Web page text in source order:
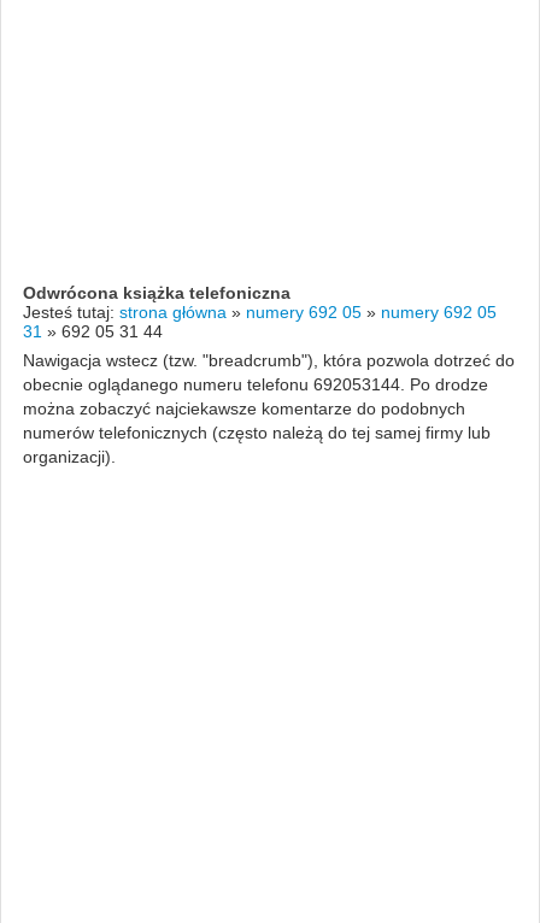
Odwrócona książka telefoniczna
Jesteś tutaj: strona główna » numery 692 05 » numery 692 05
31 » 692 05 31 44
Nawigacja wstecz (tzw. "breadcrumb"), która pozwola dotrzeć do
obecnie oglądanego numeru telefonu 692053144. Po drodze
można zobaczyć najciekawsze komentarze do podobnych
numerów telefonicznych (często należą do tej samej firmy lub
organizacji).